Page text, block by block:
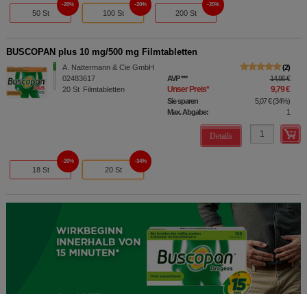
50 St
20%
100 St
20%
200 St
20%
BUSCOPAN plus 10 mg/500 mg Filmtabletten
A. Nattermann & Cie GmbH
02483617
20 St Filmtabletten
2
AVP*** 14,86 €
Unser Preis* 9,79 €
Sie sparen 5,07 €(34%)
Max. Abgabe:
1
Details
18 St
20%
20 St
34%